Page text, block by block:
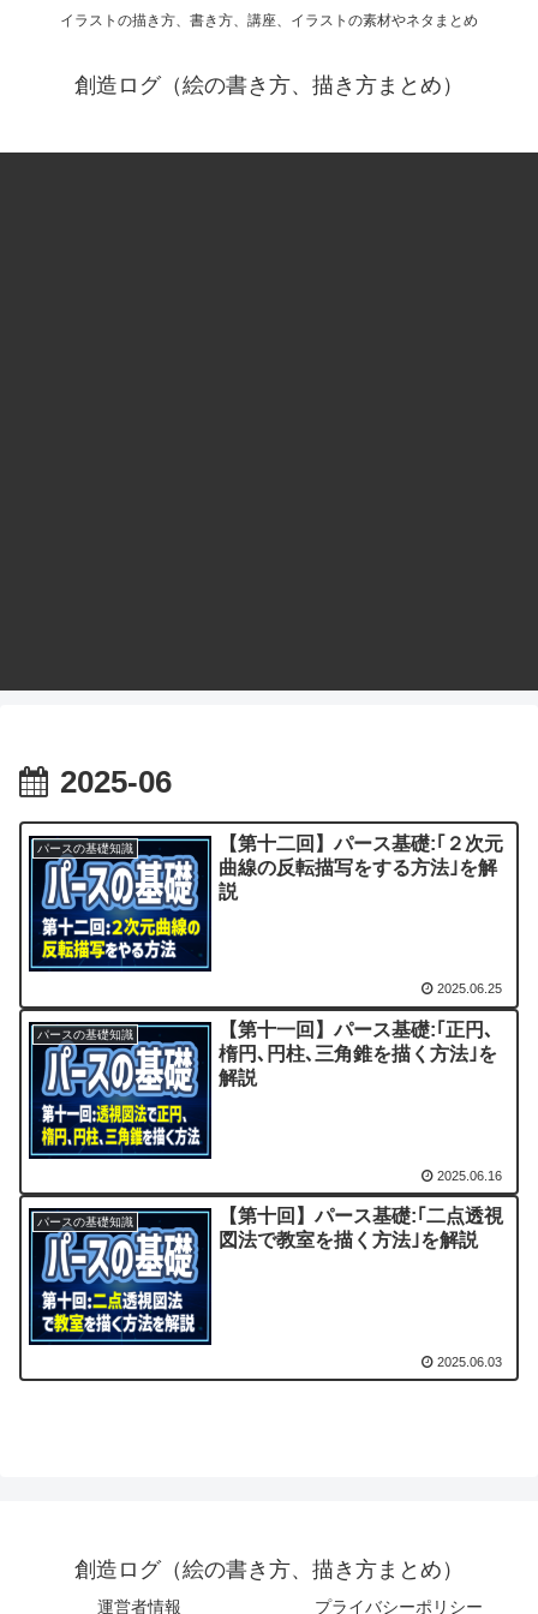
イラストの描き方、書き方、講座、イラストの素材やネタまとめ
創造ログ（絵の書き方、描き方まとめ）
2025-06
パースの基礎知識
【第十二回】パース基礎:｢２次元
曲線の反転描写をする方法｣を解
説
2025.06.25
パースの基礎知識
【第十一回】パース基礎:｢正円､
楕円､円柱､三角錐を描く方法｣を
解説
2025.06.16
パースの基礎知識
【第十回】パース基礎:｢二点透視
図法で教室を描く方法｣を解説
2025.06.03
創造ログ（絵の書き方、描き方まとめ）
運営者情報 プライバシーポリシー